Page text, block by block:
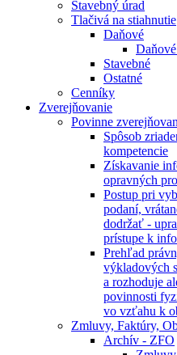
Stavebný úrad
Tlačivá na stiahnutie
Daňové
Stavebné
Ostatné
Cenníky
Zverejňovanie
Povinne
Spôsob
kompetencie
Získavanie
opravných
Postup pri
podaní,
dodržať -
prístupe k
Prehľad
výkladových
a rozhoduje
povinnosti
vo vzťahu k
Zmluvy, Faktúry,
Archív - ZFO